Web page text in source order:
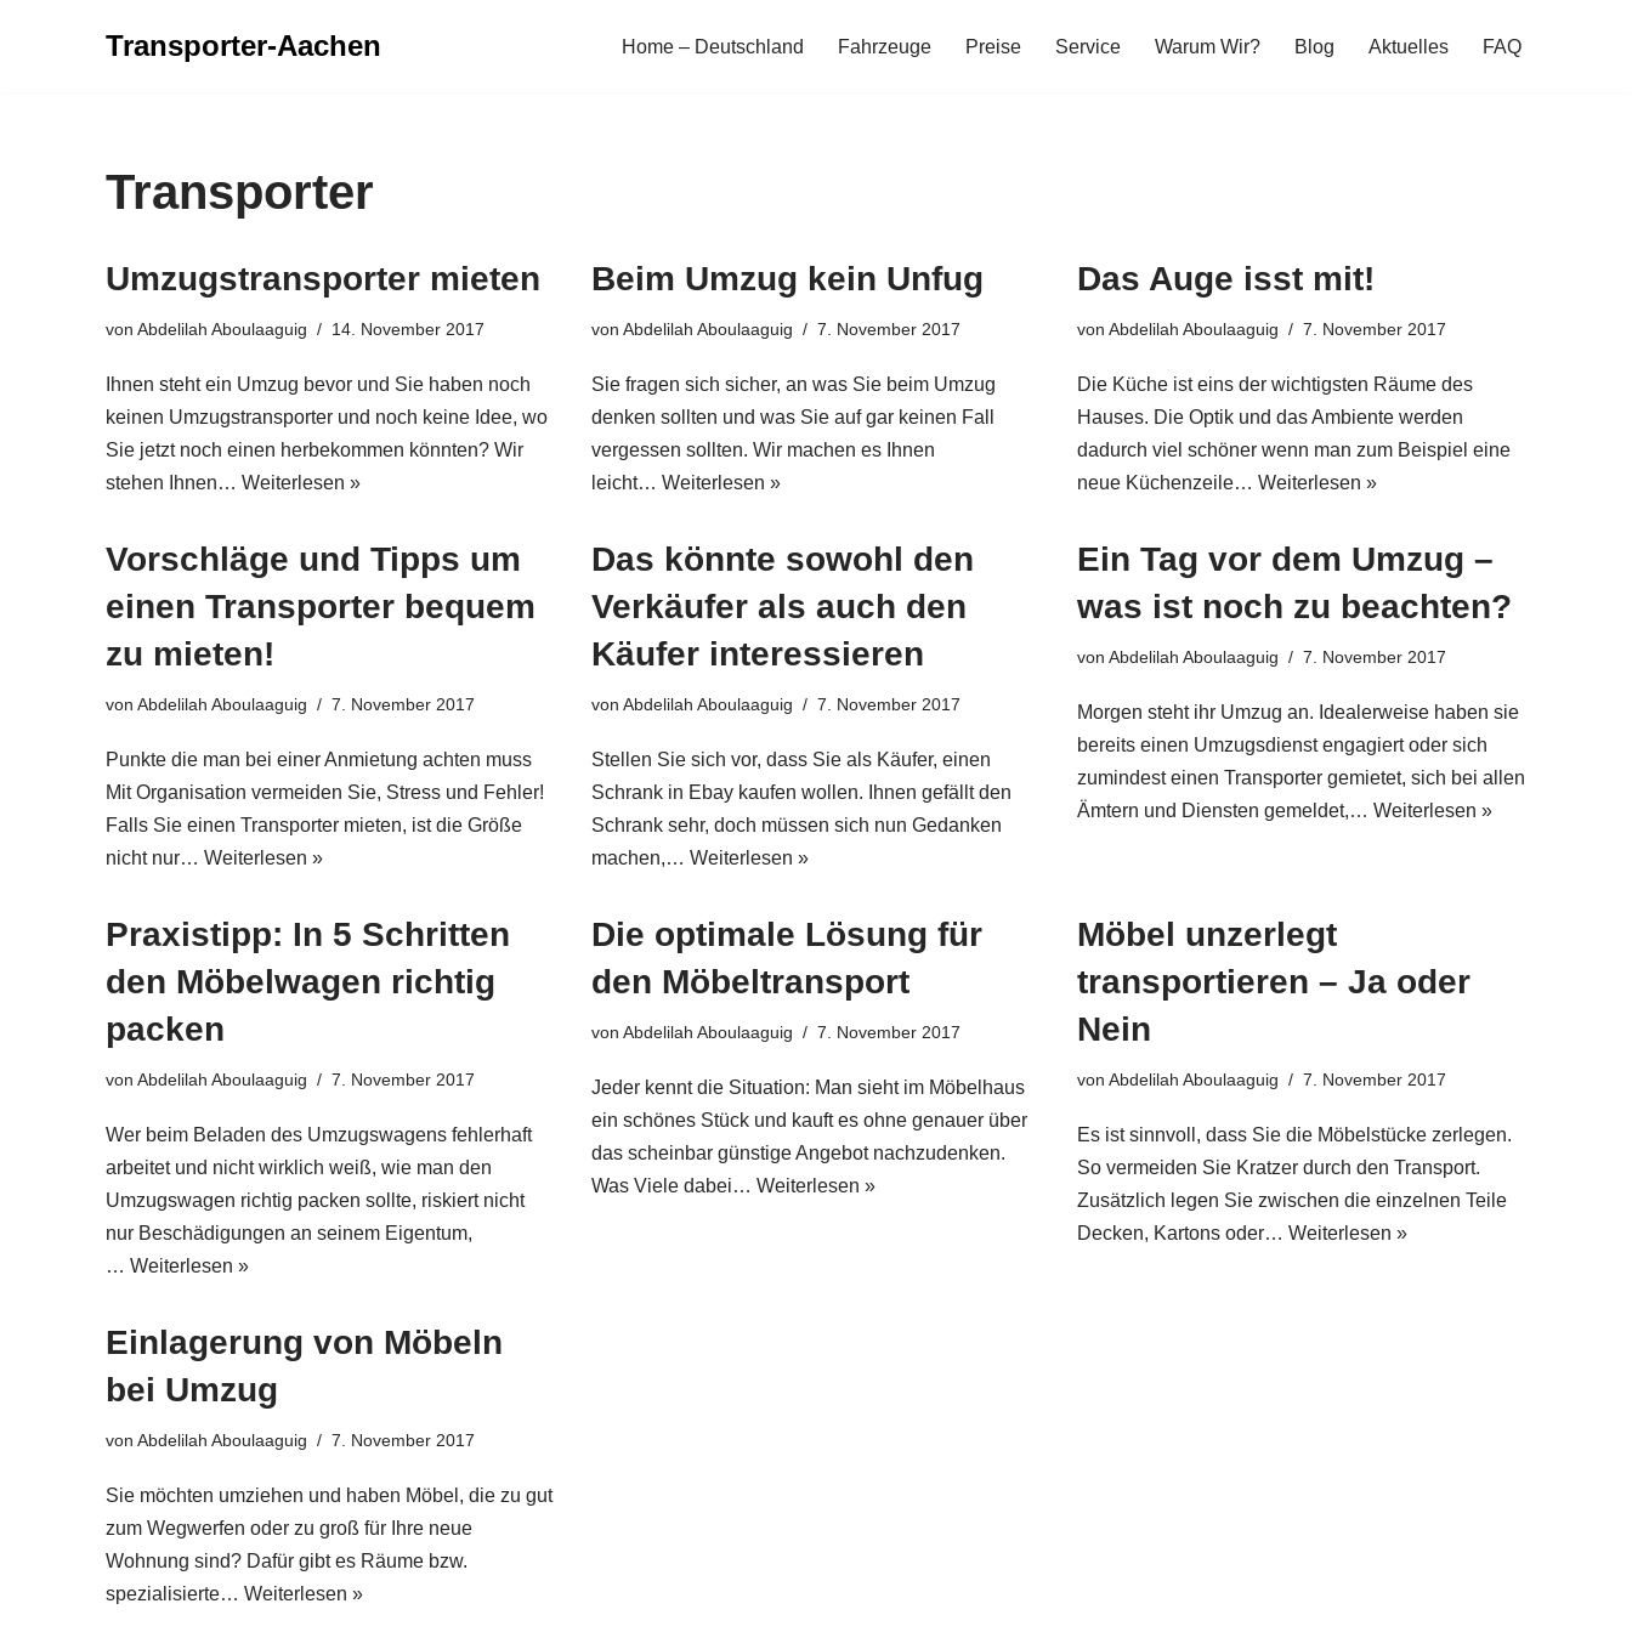
Transporter-Aachen Home – Deutschland Fahrzeuge Preise Service Warum Wir? Blog Aktuelles FAQ
Transporter
Umzugstransporter mieten
von Abdelilah Aboulaaguig 14. November 2017
Ihnen steht ein Umzug bevor und Sie haben noch
keinen Umzugstransporter und noch keine Idee, wo
Sie jetzt noch einen herbekommen könnten? Wir
stehen Ihnen… Weiterlesen »
Beim Umzug kein Unfug
von Abdelilah Aboulaaguig 7. November 2017
Sie fragen sich sicher, an was Sie beim Umzug
denken sollten und was Sie auf gar keinen Fall
vergessen sollten. Wir machen es Ihnen
leicht… Weiterlesen »
Das Auge isst mit!
von Abdelilah Aboulaaguig 7. November 2017
Die Küche ist eins der wichtigsten Räume des
Hauses. Die Optik und das Ambiente werden
dadurch viel schöner wenn man zum Beispiel eine
neue Küchenzeile… Weiterlesen »
Vorschläge und Tipps um
einen Transporter bequem
zu mieten!
von Abdelilah Aboulaaguig 7. November 2017
Punkte die man bei einer Anmietung achten muss
Mit Organisation vermeiden Sie, Stress und Fehler!
Falls Sie einen Transporter mieten, ist die Größe
nicht nur… Weiterlesen »
Das könnte sowohl den
Verkäufer als auch den
Käufer interessieren
von Abdelilah Aboulaaguig 7. November 2017
Stellen Sie sich vor, dass Sie als Käufer, einen
Schrank in Ebay kaufen wollen. Ihnen gefällt den
Schrank sehr, doch müssen sich nun Gedanken
machen,… Weiterlesen »
Ein Tag vor dem Umzug –
was ist noch zu beachten?
von Abdelilah Aboulaaguig 7. November 2017
Morgen steht ihr Umzug an. Idealerweise haben sie
bereits einen Umzugsdienst engagiert oder sich
zumindest einen Transporter gemietet, sich bei allen
Ämtern und Diensten gemeldet,… Weiterlesen »
Praxistipp: In 5 Schritten
den Möbelwagen richtig
packen
von Abdelilah Aboulaaguig 7. November 2017
Wer beim Beladen des Umzugswagens fehlerhaft
arbeitet und nicht wirklich weiß, wie man den
Umzugswagen richtig packen sollte, riskiert nicht
nur Beschädigungen an seinem Eigentum,
… Weiterlesen »
Die optimale Lösung für
den Möbeltransport
von Abdelilah Aboulaaguig 7. November 2017
Jeder kennt die Situation: Man sieht im Möbelhaus
ein schönes Stück und kauft es ohne genauer über
das scheinbar günstige Angebot nachzudenken.
Was Viele dabei… Weiterlesen »
Möbel unzerlegt
transportieren – Ja oder
Nein
von Abdelilah Aboulaaguig 7. November 2017
Es ist sinnvoll, dass Sie die Möbelstücke zerlegen.
So vermeiden Sie Kratzer durch den Transport.
Zusätzlich legen Sie zwischen die einzelnen Teile
Decken, Kartons oder… Weiterlesen »
Einlagerung von Möbeln
bei Umzug
von Abdelilah Aboulaaguig 7. November 2017
Sie möchten umziehen und haben Möbel, die zu gut
zum Wegwerfen oder zu groß für Ihre neue
Wohnung sind? Dafür gibt es Räume bzw.
spezialisierte… Weiterlesen »